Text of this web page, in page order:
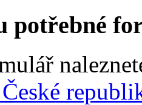
potřebné